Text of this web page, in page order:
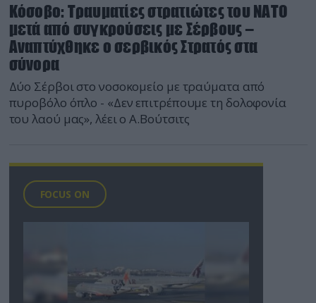
Κόσοβο: Τραυματίες στρατιώτες του ΝΑΤΟ
μετά από συγκρούσεις με Σέρβους –
Αναπτύχθηκε ο σερβικός Στρατός στα
σύνορα
Δύο Σέρβοι στο νοσοκομείο με τραύματα από
πυροβόλο όπλο - «Δεν επιτρέπουμε τη δολοφονία
του λαού μας», λέει ο Α.Βούτσιτς
FOCUS ON